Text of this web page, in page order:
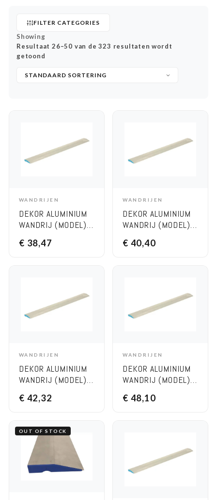
FILTER CATEGORIES
Showing
Resultaat 26–50 van de 323 resultaten wordt
getoond
ADD TO CART
WANDRIJEN
DEKOR ALUMINIUM
WANDRIJ (MODEL)
€ 38,47
ADD TO CART
WANDRIJEN
DEKOR ALUMINIUM
WANDRIJ (MODEL)
€ 40,40
ADD TO CART
WANDRIJEN
DEKOR ALUMINIUM
WANDRIJ (MODEL)
€ 42,32
ADD TO CART
WANDRIJEN
DEKOR ALUMINIUM
WANDRIJ (MODEL)
€ 48,10
OUT OF STOCK